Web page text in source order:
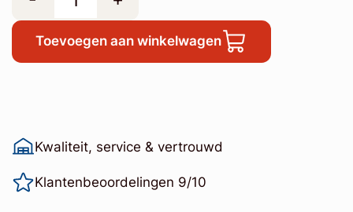
Toevoegen aan winkelwagen
Kwaliteit, service & vertrouwd
Klantenbeoordelingen 9/10